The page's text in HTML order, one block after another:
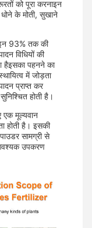
को पूरा करनाइन
के मोती, सुखाने
93% तक की
विधियों की
हैइसका पहनने का
में जोड़ता
प्राप्त कर
होती है।
एक मूल्यवान
होती है। इसकी
सामग्री से
उपकरण